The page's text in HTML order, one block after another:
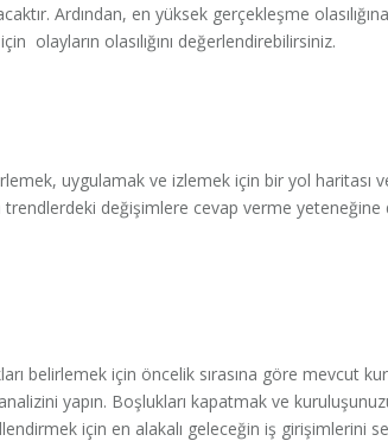
Ardından, en yüksek gerçekleşme
olayların olasılığını değerlendirebilirsiniz.
uygulamak ve izlemek için bir yol haritası
değişimlere cevap verme yeteneğine
belirlemek için öncelik sırasına göre mevcut
yapın. Boşlukları kapatmak ve
için en alakalı geleceğin iş girişimlerini